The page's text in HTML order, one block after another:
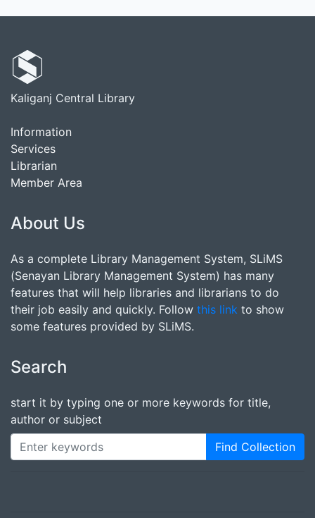
Kaliganj Central Library
Information
Services
Librarian
Member Area
About Us
As a complete Library Management System, SLiMS
(Senayan Library Management System) has many
features that will help libraries and librarians to do
their job easily and quickly. Follow this link to show
some features provided by SLiMS.
Search
start it by typing one or more keywords for title,
author or subject
Find Collection